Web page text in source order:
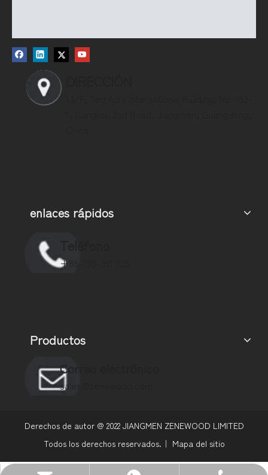
enlaces rápidos
+86-750-3911135
Productos
Correo electrónico
sales@zenewood.com
Derechos de autor @ 2022JIANGMEN ZENEWOOD LIMITED
Todos los derechos reservados.｜ Mapa del sitio